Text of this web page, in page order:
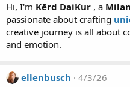
Hi, I'm Kērd DaiKur , a
passionate about crafting
creative journey is all about
and emotion.
ellenbusch
4/3/26